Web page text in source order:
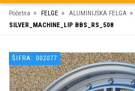
Početna » FELGE » ALUMINIJSKA FELGA »
SILVER_MACHINE_LIP BBS_RS_508
ŠIFRA: 002077